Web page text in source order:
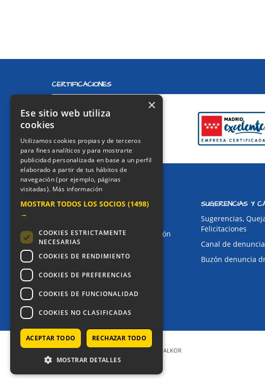
CERTIFICACIONES
CONTACTO
Avda. de Pablo Iglesias, 4. Alcorcón
Secretaría Infantil:91 643 61 33
Email:
SUGERENCIAS Y
Sugerencias,
Felicitaciones
Canal de
Buzón denuncia
COPYRIGHT © 2025 - COLEGIO ALKOR
×
Ese sitio web utiliza
cookies
Utilizamos cookies propias y de terceros
para fines analíticos y para mostrarte
publicidad personalizada en base a un perfil
elaborado a partir de tus hábitos de
navegación (por ejemplo, páginas
visitadas). Más información
MOSTRAR TODOS LOS SOCIOS (1498)
→
COOKIES ESTRICTAMENTE
NECESARIAS
COOKIES DE RENDIMIENTO
COOKIES DE PREFERENCIAS
COOKIES DE FUNCIONALIDAD
COOKIES NO CLASIFICADAS
ACEPTAR TODO RECHAZAR TODO
MOSTRAR DETALLES